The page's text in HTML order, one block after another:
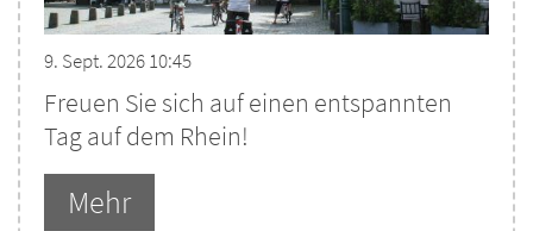
9. Sept. 2026 10:45
Freuen Sie sich auf einen entspannten
Tag auf dem Rhein!
Mehr